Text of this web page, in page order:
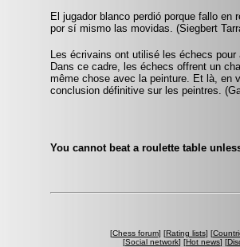
El jugador blanco perdió porque fallo
por sí mismo las movidas. (Siegbert
Les écrivains ont utilisé les échecs
Dans ce cadre, les échecs offrent un
même chose avec la peinture. Et là, en
conclusion définitive sur les peintres.
You cannot beat a roulette table
[Chess forum] [Rating lists] [
[Social network] [Hot news] [